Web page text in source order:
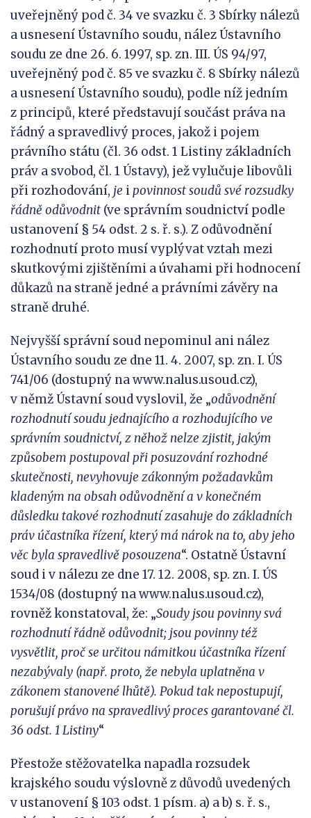
uveřejněný pod č. 34 ve svazku č. 3 Sbírky nálezů
a usnesení Ústavního soudu, nález Ústavního
soudu ze dne 26. 6. 1997, sp. zn. III. ÚS 94/97,
uveřejněný pod č. 85 ve svazku č. 8 Sbírky nálezů
a usnesení Ústavního soudu), podle níž jedním
z principů, které představují součást práva na
řádný a spravedlivý proces, jakož i pojem
právního státu (čl. 36 odst. 1 Listiny základních
práv a svobod, čl. 1 Ústavy), jež vylučuje libovůli
při rozhodování, je ipovinnost soudů své rozsudky
řádně odůvodnit (ve správním soudnictví podle
ustanovení § 54 odst. 2 s. ř. s.). Z odůvodnění
rozhodnutí proto musí vyplývat vztah mezi
skutkovými zjištěními a úvahami při hodnocení
důkazů na straně jedné a právními závěry na
straně druhé.
Nejvyšší správní soud nepominul ani nález
Ústavního soudu ze dne 11. 4. 2007, sp. zn. I. ÚS
741/06 (dostupný na www.nalus.usoud.cz),
v němž Ústavní soud vyslovil, že „odůvodnění
rozhodnutí soudu jednajícího a rozhodujícího ve
správním soudnictví, z něhož nelze zjistit, jakým
způsobem postupoval při posuzování rozhodné
skutečnosti, nevyhovuje zákonným požadavkům
kladeným na obsah odůvodnění a v konečném
důsledku takové rozhodnutí zasahuje do základních
práv účastníka řízení, který má nárok na to, aby jeho
věc byla spravedlivě posouzena“. Ostatně Ústavní
soud i v nálezu ze dne 17. 12. 2008, sp. zn. I. ÚS
1534/08 (dostupný na www.nalus.usoud.cz),
rovněž konstatoval, že: „Soudy jsou povinny svá
rozhodnutí řádně odůvodnit; jsou povinny též
vysvětlit, proč se určitou námitkou účastníka řízení
nezabývaly (např. proto, že nebyla uplatněna v
zákonem stanovené lhůtě). Pokud tak nepostupují,
porušují právo na spravedlivý proces garantované čl.
36 odst. 1 Listiny“
Přestože stěžovatelka napadla rozsudek
krajského soudu výslovně z důvodů uvedených
v ustanovení § 103 odst. 1 písm. a) a b) s. ř. s.,